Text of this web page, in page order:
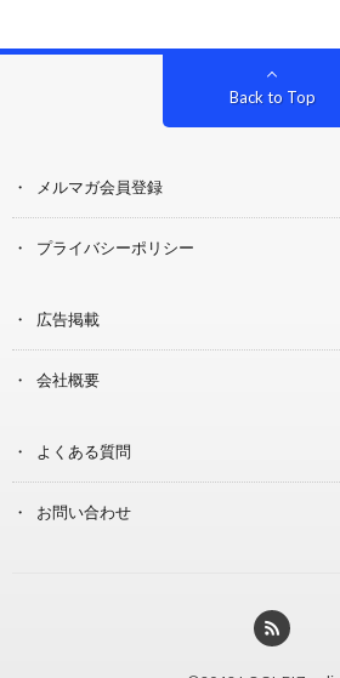
Back to Top
メルマガ会員登録
プライバシーポリシー
広告掲載
会社概要
よくある質問
お問い合わせ